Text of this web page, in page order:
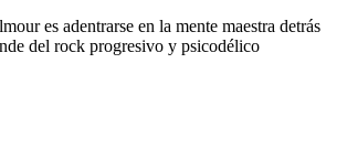
es adentrarse en la mente maestra detrás
del rock progresivo y psicodélico